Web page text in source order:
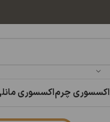
اکسسوری چرماکسسوری